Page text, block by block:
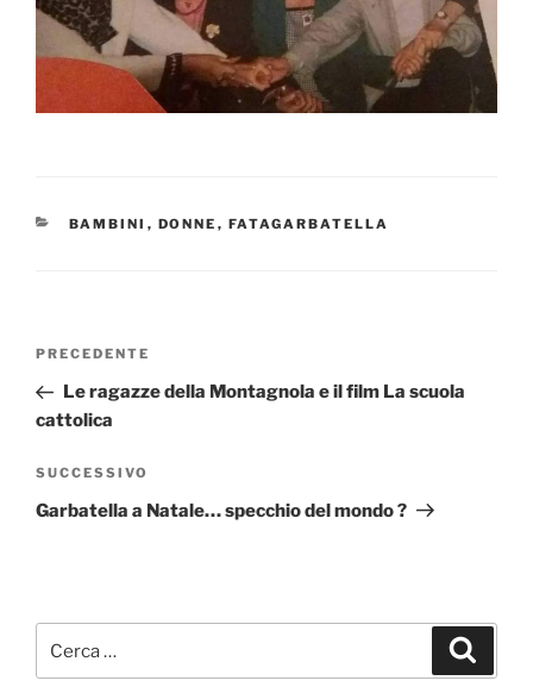
CATEGORIE
BAMBINI , DONNE , FATAGARBATELLA
Navigazione
Articolo
precedente:
PRECEDENTE
Le ragazze della Montagnola e il film La scuola
cattolica
Articolo
successivo
SUCCESSIVO
Garbatella a Natale… specchio del mondo ?